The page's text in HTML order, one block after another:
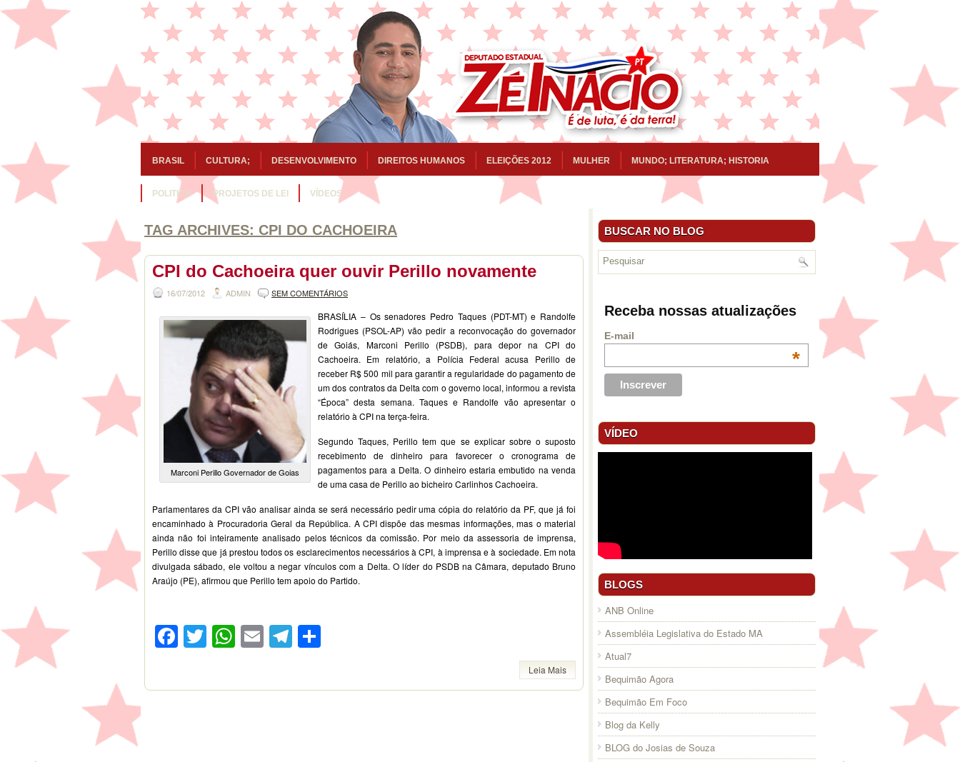
BRASIL CULTURA; DESENVOLVIMENTO DIREITOS HUMANOS ELEIÇÕES 2012 MULHER MUNDO; LITERATURA; HISTORIA
POLITICA PROJETOS DE LEI VÍDEOS
TAG ARCHIVES: CPI DO CACHOEIRA
CPI do Cachoeira quer ouvir Perillo novamente
16/07/2012 ADMIN SEM COMENTÁRIOS
Marconi Perillo Governador de Goias
BRASÍLIA – Os senadores Pedro Taques (PDT-MT) e Randolfe
Rodrigues (PSOL-AP) vão pedir a reconvocação do governador
de Goiás, Marconi Perillo (PSDB), para depor na CPI do
Cachoeira. Em relatório, a Polícia Federal acusa Perillo de
receber R$ 500 mil para garantir a regularidade do pagamento de
um dos contratos da Delta com o governo local, informou a revista
“Época” desta semana. Taques e Randolfe vão apresentar o
relatório à CPI na terça-feira.
Segundo Taques, Perillo tem que se explicar sobre o suposto
recebimento de dinheiro para favorecer o cronograma de
pagamentos para a Delta. O dinheiro estaria embutido na venda
de uma casa de Perillo ao bicheiro Carlinhos Cachoeira.
Parlamentares da CPI vão analisar ainda se será necessário pedir uma cópia do relatório da PF, que já foi
encaminhado à Procuradoria Geral da República. A CPI dispõe das mesmas informações, mas o material
ainda não foi inteiramente analisado pelos técnicos da comissão. Por meio da assessoria de imprensa,
Perillo disse que já prestou todos os esclarecimentos necessários à CPI, à imprensa e à sociedade. Em nota
divulgada sábado, ele voltou a negar vínculos com a Delta. O líder do PSDB na Câmara, deputado Bruno
Araújo (PE), afirmou que Perillo tem apoio do Partido.
Facebook
Twitter
WhatsApp
EmailTelegram
Leia Mais
BUSCAR NO BLOG
Receba nossas atualizações
E-mail
*
VÍDEO
BLOGS
ANB Online
Assembléia Legislativa do Estado MA
Atual7
Bequimão Agora
Bequimão Em Foco
Blog da Kelly
BLOG do Josias de Souza